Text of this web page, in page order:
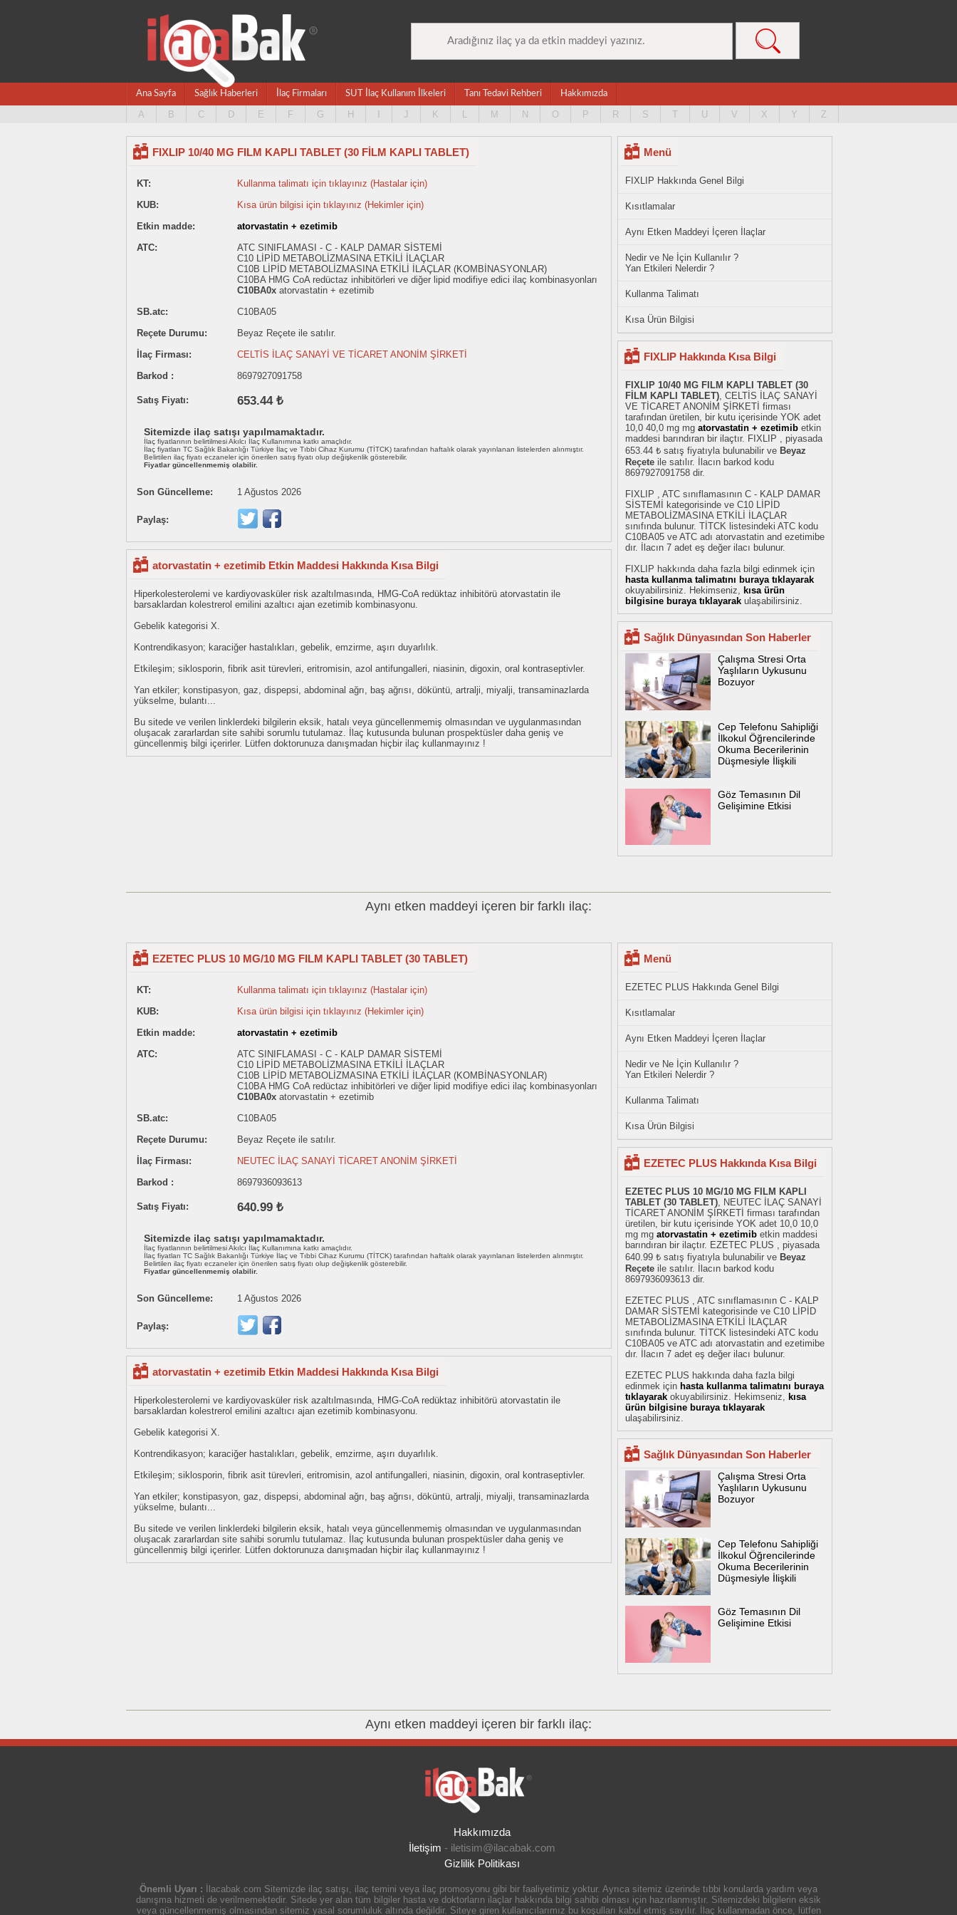
Ana Sayfa Sağlık Haberleri İlaç Firmaları SUT İlaç Kullanım İlkeleri Tanı Tedavi Rehberi Hakkımızda
A B C D E F G H J K L M N O P R S T U V X Y Z
FIXLIP 10/40 MG FILM KAPLI TABLET (30 FİLM KAPLI TABLET)
KT:
Kullanma talimatı için tıklayınız (Hastalar için)
KUB:
Kısa ürün bilgisi için tıklayınız (Hekimler için)
Etkin madde:
atorvastatin + ezetimib
ATC:
ATC SINIFLAMASI - C - KALP DAMAR SİSTEMİ
C10 LİPİD METABOLİZMASINA ETKİLİ İLAÇLAR
C10B LİPİD METABOLİZMASINA ETKİLİ İLAÇLAR (KOMBİNASYONLAR)
C10BA HMG CoA redüctaz inhibitörleri ve diğer lipid modifiye edici ilaç kombinasyonları
C10BA0x atorvastatin + ezetimib
SB.atc:
C10BA05
Reçete Durumu:
Beyaz Reçete ile satılır.
İlaç Firması:
CELTİS İLAÇ SANAYİ VE TİCARET ANONİM ŞİRKETİ
Barkod :
8697927091758
Satış Fiyatı: 653.44 ₺
Sitemizde ilaç satışı yapılmamaktadır.
İlaç fiyatlarının belirtilmesi Akılcı İlaç Kullanımına katkı amaçlıdır.
İlaç fiyatları TC Sağlık Bakanlığı Türkiye İlaç ve Tıbbi Cihaz Kurumu (TİTCK) tarafından haftalık olarak yayınlanan listelerden alınmıştır.
Belirtilen ilaç fiyatı eczaneler için önerilen satış fiyatı olup değişkenlik gösterebilir.
Fiyatlar güncellenmemiş olabilir.
Son Güncelleme: 1 Ağustos 2026
Paylaş:
atorvastatin + ezetimib Etkin Maddesi Hakkında Kısa Bilgi
Hiperkolesterolemi ve kardiyovasküler risk azaltılmasında, HMG-CoA redüktaz inhibitörü atorvastatin ile
barsaklardan kolestrerol emilini azaltıcı ajan ezetimib kombinasyonu.
Gebelik kategorisi X.
Kontrendikasyon; karaciğer hastalıkları, gebelik, emzirme, aşırı duyarlılık.
Etkileşim; siklosporin, fibrik asit türevleri, eritromisin, azol antifungalleri, niasinin, digoxin, oral kontraseptivler.
Yan etkiler; konstipasyon, gaz, dispepsi, abdominal ağrı, baş ağrısı, döküntü, artralji, miyalji, transaminazlarda
yükselme, bulantı...
Bu sitede ve verilen linklerdeki bilgilerin eksik, hatalı veya güncellenmemiş olmasından ve uygulanmasından
oluşacak zararlardan site sahibi sorumlu tutulamaz. İlaç kutusunda bulunan prospektüsler daha geniş ve
güncellenmiş bilgi içerirler. Lütfen doktorunuza danışmadan hiçbir ilaç kullanmayınız !
Menü
FIXLIP Hakkında Genel Bilgi
Kısıtlamalar
Aynı Etken Maddeyi İçeren İlaçlar
Nedir ve Ne İçin Kullanılır ?
Yan Etkileri Nelerdir ?
Kullanma Talimatı
Kısa Ürün Bilgisi
FIXLIP Hakkında Kısa Bilgi
FIXLIP 10/40 MG FILM KAPLI TABLET (30
FİLM KAPLI TABLET), CELTİS İLAÇ SANAYİ
VE TİCARET ANONİM ŞİRKETİ firması
tarafından üretilen, bir kutu içerisinde YOK adet
10,0 40,0 mg mg atorvastatin + ezetimib etkin
maddesi barındıran bir ilaçtır. FIXLIP , piyasada
653.44 ₺ satış fiyatıyla bulunabilir ve Beyaz
Reçete ile satılır. İlacın barkod kodu
8697927091758 dir.
FIXLIP , ATC sınıflamasının C - KALP DAMAR
SİSTEMİ kategorisinde ve C10 LİPİD
METABOLİZMASINA ETKİLİ İLAÇLAR
sınıfında bulunur. TİTCK listesindeki ATC kodu
C10BA05 ve ATC adı atorvastatin and ezetimibe
dır. İlacın 7 adet eş değer ilacı bulunur.
FIXLIP hakkında daha fazla bilgi edinmek için
hasta kullanma talimatını buraya tıklayarak
okuyabilirsiniz. Hekimseniz, kısa ürün
bilgisine buraya tıklayarak ulaşabilirsiniz.
Sağlık Dünyasından Son Haberler
Çalışma Stresi Orta
Yaşlıların Uykusunu
Bozuyor
Cep Telefonu Sahipliği
İlkokul Öğrencilerinde
Okuma Becerilerinin
Düşmesiyle İlişkili
Göz Temasının Dil
Gelişimine Etkisi
Aynı etken maddeyi içeren bir farklı ilaç:
EZETEC PLUS 10 MG/10 MG FILM KAPLI TABLET (30 TABLET)
KT:
Kullanma talimatı için tıklayınız (Hastalar için)
KUB:
Kısa ürün bilgisi için tıklayınız (Hekimler için)
Etkin madde:
atorvastatin + ezetimib
ATC:
ATC SINIFLAMASI - C - KALP DAMAR SİSTEMİ
C10 LİPİD METABOLİZMASINA ETKİLİ İLAÇLAR
C10B LİPİD METABOLİZMASINA ETKİLİ İLAÇLAR (KOMBİNASYONLAR)
C10BA HMG CoA redüctaz inhibitörleri ve diğer lipid modifiye edici ilaç kombinasyonları
C10BA0x atorvastatin + ezetimib
SB.atc:
C10BA05
Reçete Durumu:
Beyaz Reçete ile satılır.
İlaç Firması:
NEUTEC İLAÇ SANAYİ TİCARET ANONİM ŞİRKETİ
Barkod :
8697936093613
Satış Fiyatı: 640.99 ₺
Sitemizde ilaç satışı yapılmamaktadır.
İlaç fiyatlarının belirtilmesi Akılcı İlaç Kullanımına katkı amaçlıdır.
İlaç fiyatları TC Sağlık Bakanlığı Türkiye İlaç ve Tıbbi Cihaz Kurumu (TİTCK) tarafından haftalık olarak yayınlanan listelerden alınmıştır.
Belirtilen ilaç fiyatı eczaneler için önerilen satış fiyatı olup değişkenlik gösterebilir.
Fiyatlar güncellenmemiş olabilir.
Son Güncelleme: 1 Ağustos 2026
Paylaş:
atorvastatin + ezetimib Etkin Maddesi Hakkında Kısa Bilgi
Hiperkolesterolemi ve kardiyovasküler risk azaltılmasında, HMG-CoA redüktaz inhibitörü atorvastatin ile
barsaklardan kolestrerol emilini azaltıcı ajan ezetimib kombinasyonu.
Gebelik kategorisi X.
Kontrendikasyon; karaciğer hastalıkları, gebelik, emzirme, aşırı duyarlılık.
Etkileşim; siklosporin, fibrik asit türevleri, eritromisin, azol antifungalleri, niasinin, digoxin, oral kontraseptivler.
Yan etkiler; konstipasyon, gaz, dispepsi, abdominal ağrı, baş ağrısı, döküntü, artralji, miyalji, transaminazlarda
yükselme, bulantı...
Bu sitede ve verilen linklerdeki bilgilerin eksik, hatalı veya güncellenmemiş olmasından ve uygulanmasından
oluşacak zararlardan site sahibi sorumlu tutulamaz. İlaç kutusunda bulunan prospektüsler daha geniş ve
güncellenmiş bilgi içerirler. Lütfen doktorunuza danışmadan hiçbir ilaç kullanmayınız !
Menü
EZETEC PLUS Hakkında Genel Bilgi
Kısıtlamalar
Aynı Etken Maddeyi İçeren İlaçlar
Nedir ve Ne İçin Kullanılır ?
Yan Etkileri Nelerdir ?
Kullanma Talimatı
Kısa Ürün Bilgisi
EZETEC PLUS Hakkında Kısa Bilgi
EZETEC PLUS 10 MG/10 MG FILM KAPLI
TABLET (30 TABLET), NEUTEC İLAÇ SANAYİ
TİCARET ANONİM ŞİRKETİ firması tarafından
üretilen, bir kutu içerisinde YOK adet 10,0 10,0
mg mg atorvastatin + ezetimib etkin maddesi
barındıran bir ilaçtır. EZETEC PLUS , piyasada
640.99 ₺ satış fiyatıyla bulunabilir ve Beyaz
Reçete ile satılır. İlacın barkod kodu
8697936093613 dir.
EZETEC PLUS , ATC sınıflamasının C - KALP
DAMAR SİSTEMİ kategorisinde ve C10 LİPİD
METABOLİZMASINA ETKİLİ İLAÇLAR
sınıfında bulunur. TİTCK listesindeki ATC kodu
C10BA05 ve ATC adı atorvastatin and ezetimibe
dır. İlacın 7 adet eş değer ilacı bulunur.
EZETEC PLUS hakkında daha fazla bilgi
edinmek için hasta kullanma talimatını buraya
tıklayarak okuyabilirsiniz. Hekimseniz, kısa
ürün bilgisine buraya tıklayarak
ulaşabilirsiniz.
Sağlık Dünyasından Son Haberler
Çalışma Stresi Orta
Yaşlıların Uykusunu
Bozuyor
Cep Telefonu Sahipliği
İlkokul Öğrencilerinde
Okuma Becerilerinin
Düşmesiyle İlişkili
Göz Temasının Dil
Gelişimine Etkisi
Aynı etken maddeyi içeren bir farklı ilaç:
Hakkımızda
İletişim - iletisim@ilacabak.com
Gizlilik Politikası
Önemli Uyarı :
İlacabak.com Sitemizde ilaç satışı, ilaç temini veya ilaç promosyonu gibi bir faaliyetimiz yoktur. Ayrıca sitemiz üzerinde tıbbi konularda yardım veya
danışma hizmeti de verilmemektedir. Sitede yer alan tüm bilgiler hasta ve doktorların ilaçlar hakkında bilgi sahibi olması için hazırlanmıştır. Sitemizdeki bilgilerin eksik
veya güncellenmemiş olmasından sitemiz yasal sorumluluk altında değildir. Siteye giren kullanıcılarımız bu koşulları kabul etmiş sayılır. İlaç kullanmadan önce, lütfen